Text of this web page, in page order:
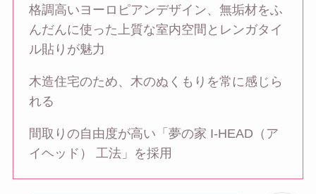
格調高いヨーロピアンデザイン、無垢材をふ
んだんに使った上質な室内空間とレンガタイ
ル貼りが魅力
木造住宅のため、木のぬくもりを常に感じら
れる
間取りの自由度が高い「夢の家 I-HEAD（ア
イヘッド） 工法」を採用